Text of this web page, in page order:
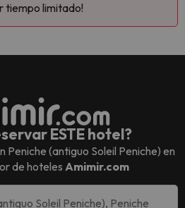
tiempo limitado!
ESTE hotel?
Peniche (antiguo Soleil Peniche) en
de hoteles Amimir.com